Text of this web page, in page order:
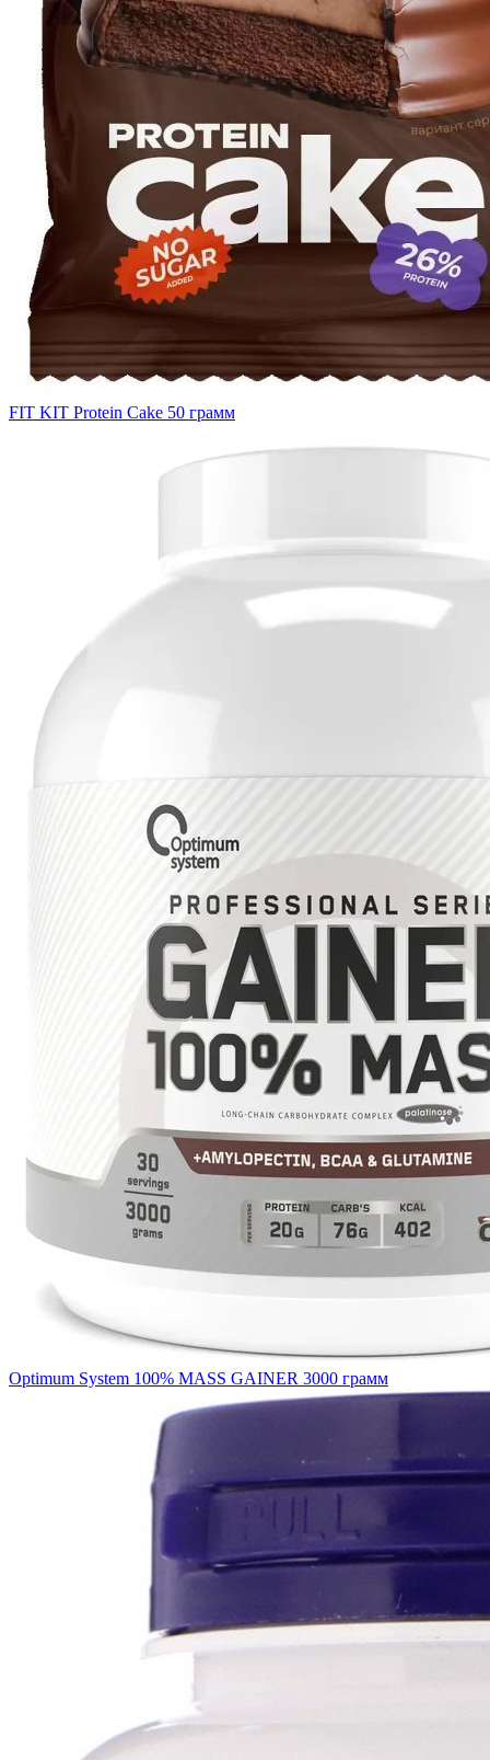
FIT KIT Protein Cake 50 грамм
Optimum System 100% MASS GAINER 3000 грамм